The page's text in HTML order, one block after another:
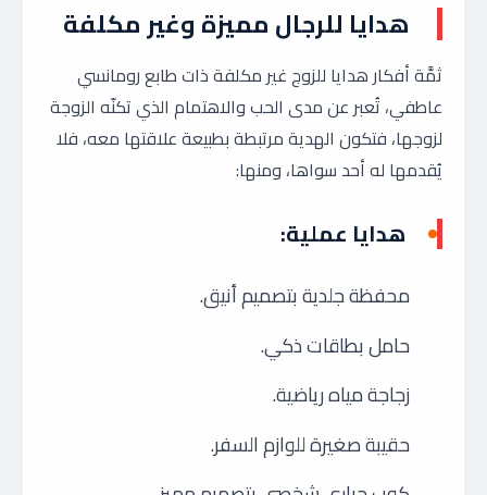
هدايا للرجال مميزة وغير مكلفة
ثمَّة أفكار هدايا للزوج غير مكلفة ذات طابع رومانسي
عاطفي، تُعبر عن مدى الحب والاهتمام الذي تكنّه الزوجة
لزوجها، فتكون الهدية مرتبطة بطبيعة علاقتها معه، فلا
يُقدمها له أحد سواها، ومنها:
هدايا عملية:
محفظة جلدية بتصميم أنيق.
حامل بطاقات ذكي.
زجاجة مياه رياضية.
حقيبة صغيرة للوازم السفر.